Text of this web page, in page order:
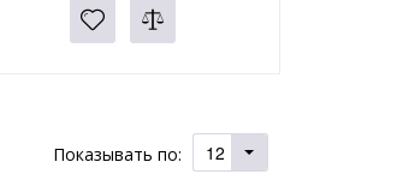
Показывать по: 12